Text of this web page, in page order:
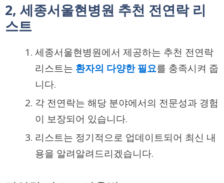
2, 세종서울현병원 추천 전연락 리
스트
세종서울현병원에서 제공하는 추천 전연락
리스트는 환자의 다양한 필요를 충족시켜 줍
니다.
각 전연락는 해당 분야에서의 전문성과 경험
이 보장되어 있습니다.
리스트는 정기적으로 업데이트되어 최신 내
용을 알려알려드리겠습니다.